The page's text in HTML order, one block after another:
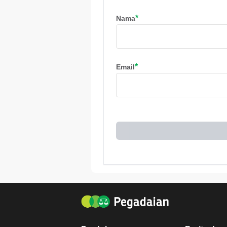
Nama*
Email*